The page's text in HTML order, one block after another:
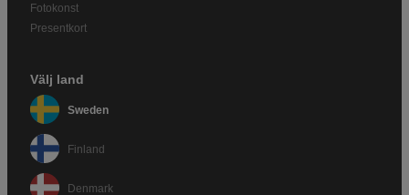
Fotokonst
Presentkort
Välj land
Sweden
Finland
Denmark